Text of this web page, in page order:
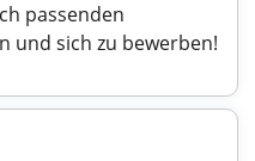
passenden
und sich zu bewerben!